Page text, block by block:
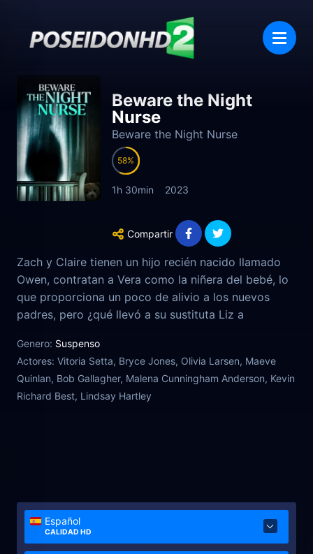
Beware the Night
Nurse
Beware the Night Nurse
58
1h 30min 2023
Compartir
Zach y Claire tienen un hijo recién nacido llamado
Owen, contratan a Vera como la niñera del bebé, lo
que proporciona un poco de alivio a los nuevos
padres, pero ¿qué llevó a su sustituta Liz a
Genero: Suspenso
Actores: Vitoria Setta, Bryce Jones, Olivia Larsen, Maeve
Quinlan, Bob Gallagher, Malena Cunningham Anderson, Kevin
Richard Best, Lindsay Hartley
Español
CALIDAD HD